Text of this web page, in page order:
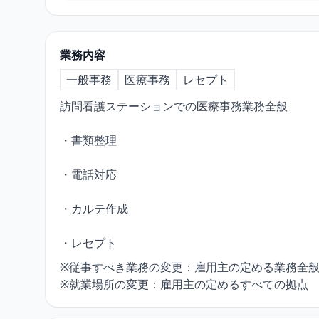
業務内容
一般事務
医療事務
レセプト
訪問看護ステーションでの医療事務業務全般
・書類整理
・電話対応
・カルテ作成
・レセプト
※従事すべき業務の変更：雇用主の定める業務全般
※就業場所の変更：雇用主の定めるすべての拠点